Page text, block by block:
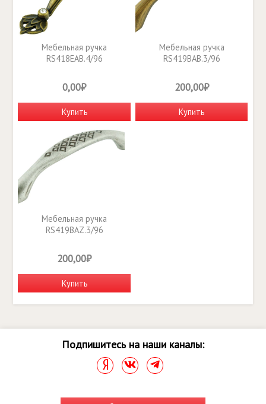
Мебельная ручка
RS418EAB.4/96
0,00₽
Купить
Мебельная ручка
RS419BAB.3/96
200,00₽
Купить
Мебельная ручка
RS419BAZ.3/96
200,00₽
Купить
Подпишитесь на наши каналы: